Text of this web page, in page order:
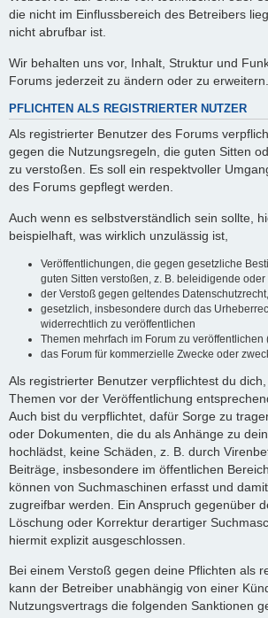
die nicht im Einflussbereich des Betreibers
nicht abrufbar ist.
Wir behalten uns vor, Inhalt, Struktur und
Forums jederzeit zu ändern oder zu erweitern.
PFLICHTEN ALS REGISTRIERTER NUTZER
Als registrierter Benutzer des Forums
gegen die Nutzungsregeln, die guten Sitten
zu verstoßen. Es soll ein respektvoller
des Forums gepflegt werden.
Auch wenn es selbstverständlich sein sollte,
beispielhaft, was wirklich unzulässig ist,
Veröffentlichungen, die gegen gesetzliche
guten Sitten verstoßen, z. B. beleidigende
der Verstoß gegen geltendes Datenschutzrecht,
gesetzlich, insbesondere durch das
widerrechtlich zu veröffentlichen
Themen mehrfach im Forum zu
das Forum für kommerzielle Zwecke oder
Als registrierter Benutzer verpflichtest du
Themen vor der Veröffentlichung
Auch bist du verpflichtet, dafür Sorge zu
oder Dokumenten, die du als Anhänge zu
hochlädst, keine Schäden, z. B. durch
Beiträge, insbesondere im öffentlichen
können von Suchmaschinen erfasst und
zugreifbar werden. Ein Anspruch gegenüber
Löschung oder Korrektur derartiger
hiermit explizit ausgeschlossen.
Bei einem Verstoß gegen deine Pflichten als
kann der Betreiber unabhängig von einer
Nutzungsvertrags die folgenden Sanktionen